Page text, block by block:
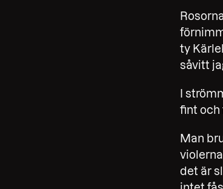
ty
såvitt
I
fint och
Man
det är